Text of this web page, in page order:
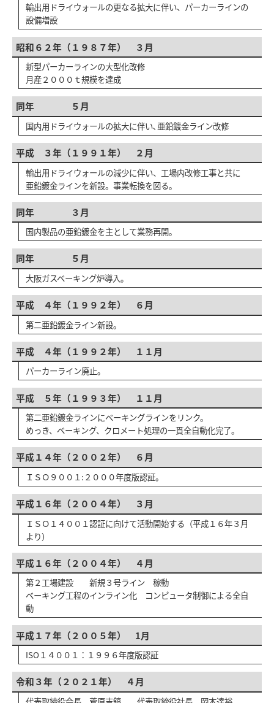
輸出用ドライウォールの更なる拡大に伴い、パーカーラインの
設備増設
昭和６２年（１９８７年） ３月
新型パーカーラインの大型化改修
月産２０００ｔ規模を達成
同年 ５月
国内用ドライウォールの拡大に伴い､亜鉛鍍金ライン改修
平成 ３年（１９９１年） ２月
輸出用ドライウォールの減少に伴い、工場内改修工事と共に
亜鉛鍍金ラインを新設。事業転換を図る。
同年 ３月
国内製品の亜鉛鍍金を主として業務再開。
同年 ５月
大阪ガスベーキング炉導入｡
平成 ４年（１９９２年） ６月
第二亜鉛鍍金ライン新設｡
平成 ４年（１９９２年） １１月
パーカーライン廃止｡
平成 ５年（１９９３年） １１月
第二亜鉛鍍金ラインにベーキングラインをリンク。
めっき、ベーキング、クロメート処理の一貫全自動化完了。
平成１４年（２００２年） ６月
ＩＳＯ９００１:２０００年度版認証。
平成１６年（２００４年） ３月
ＩＳＯ１４００１認証に向けて活動開始する（平成１６年３月
より）
平成１６年（２００４年） ４月
第２工場建設 新規３号ライン 稼動
ベーキング工程のインライン化 コンピュータ制御による全自
動
平成１７年（２００５年） 1月
ISO１４００１：１９９６年度版認証
令和３年（２０２１年） ４月